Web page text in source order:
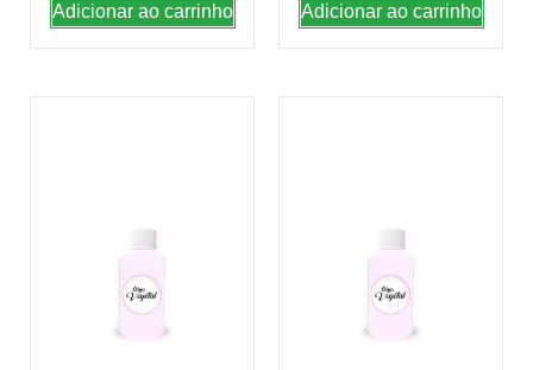
Adicionar ao carrinho Adicionar ao carrinho